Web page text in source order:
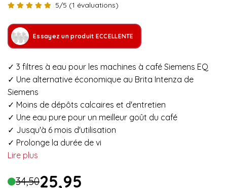
5/5 (1 évaluations)
Essayez un produit ECCELLENTE
✓ 3 filtres à eau pour les machines à café Siemens EQ
✓ Une alternative économique au Brita Intenza de
Siemens
✓ Moins de dépôts calcaires et d'entretien
✓ Une eau pure pour un meilleur goût du café
✓ Jusqu'à 6 mois d'utilisation
✓ Prolonge la durée de vi
Lire plus
34,5025,95